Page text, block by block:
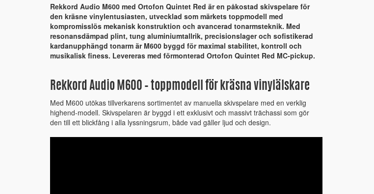
Rekkord Audio M600 med Ortofon Quintet Red är en påkostad skivspelare för
den kräsne vinylentusiasten, utvecklad som märkets toppmodell med
kompromisslös mekanisk konstruktion och avancerad tonarmsteknik. Med
resonansdämpad plint, tung aluminiumtallrik, precisionslager och sofistikerad
kardanupphängd tonarm är M600 byggd för maximal stabilitet, kontroll och
musikalisk finess. Levereras med förmonterad Ortofon Quintet Red MC-pickup.
Rekkord Audio M600 – toppmodell för kräsna vinylälskare
Med M600 utökas tillverkarens sortimentet av manuella skivspelare med en verklig
highend-modell. Skivspelaren är byggd i ett exklusivt och massivt trächassi som gör
den till ett blickfång i alla lyssningsrum, både vad gäller ljud och design.